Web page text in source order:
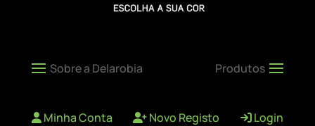
Minha Conta Novo Registo Login